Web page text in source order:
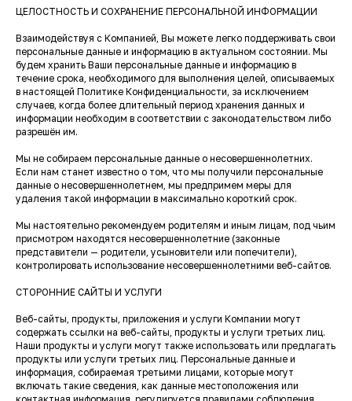
ЦЕЛОСТНОСТЬ И СОХРАНЕНИЕ ПЕРСОНАЛЬНОЙ ИНФОРМАЦИИ
Взаимодействуя с Компанией, Вы можете легко поддерживать свои
персональные данные и информацию в актуальном состоянии. Мы
будем хранить Ваши персональные данные и информацию в
течение срока, необходимого для выполнения целей, описываемых
в настоящей Политике Конфиденциальности, за исключением
случаев, когда более длительный период хранения данных и
информации необходим в соответствии с законодательством либо
разрешён им.
Мы не собираем персональные данные о несовершеннолетних.
Если нам станет известно о том, что мы получили персональные
данные о несовершеннолетнем, мы предпримем меры для
удаления такой информации в максимально короткий срок.
Мы настоятельно рекомендуем родителям и иным лицам, под чьим
присмотром находятся несовершеннолетние (законные
представители — родители, усыновители или попечители),
контролировать использование несовершеннолетними веб-сайтов.
СТОРОННИЕ САЙТЫ И УСЛУГИ
Веб-сайты, продукты, приложения и услуги Компании могут
содержать ссылки на веб-сайты, продукты и услуги третьих лиц.
Наши продукты и услуги могут также использовать или предлагать
продукты или услуги третьих лиц. Персональные данные и
информация, собираемая третьими лицами, которые могут
включать такие сведения, как данные местоположения или